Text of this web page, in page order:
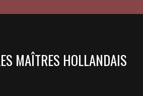
MAÎTRES HOLLANDAIS